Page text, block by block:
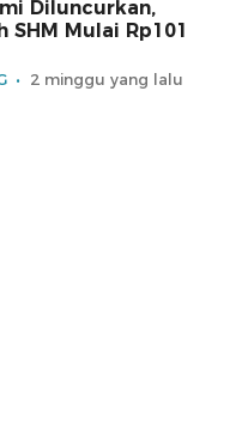
Diluncurkan,
SHM Mulai Rp101
2 minggu yang lalu